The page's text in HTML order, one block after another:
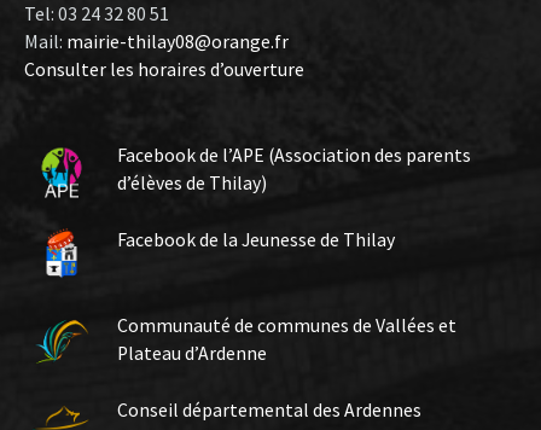
Tel: 03 24 32 80 51
Mail: mairie-thilay08@orange.fr
Consulter les horaires d’ouverture
Facebook de l’APE (Association des parents
d’élèves de Thilay)
Facebook de la Jeunesse de Thilay
Communauté de communes de Vallées et
Plateau d’Ardenne
Conseil départemental des Ardennes